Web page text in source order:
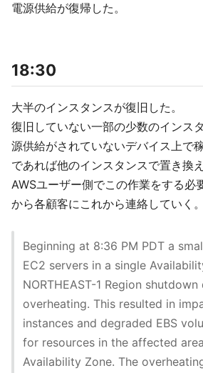
電源供給が復帰した。
18:30
大半のインスタンスが復旧した。
復旧していない一部の少数のインス
源供給がされていないデバイス上で
であれば他のインスタンスで置き換
AWSユーザー側でこの作業をする必
から各顧客にこれから連絡していく。
Beginning at 8:36 PM PDT a
EC2 servers in a single
NORTHEAST-1 Region shutdown
overheating. This resulted in
instances and degraded EBS
for resources in the affected
Availability Zone. The